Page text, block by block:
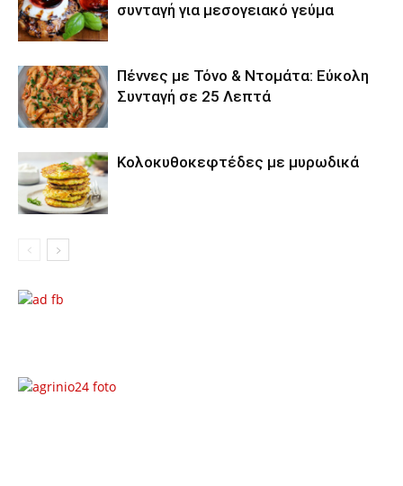
συνταγή για μεσογειακό γεύμα
Πέννες με Τόνο & Ντομάτα: Εύκολη
Συνταγή σε 25 Λεπτά
Κολοκυθοκεφτέδες με μυρωδικά